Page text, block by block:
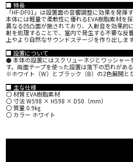
■ 特長
「HF-DF01」は設置面の音響調整に効果を発揮
本体には軽量で柔軟性に優れるEVA樹脂素材を
異なる凹凸面が施されており、入射音を効果的
射を処理することで、室内で発生する不要な反
上やより自然なサウンドステージを作り出します
■ 設置について
⚫ 本体の設置にはスクリューネジとワッシャ
す。両面テープを使った設置は落下の恐れがあ
※ホワイト（W）とブラック（B）の2色展開と
■ 主な仕様
〇 材質 EVA樹脂素材
〇 寸法 W598 × H598 × D50（mm）
〇 質量 0.9㎏
〇 カラー ホワイト